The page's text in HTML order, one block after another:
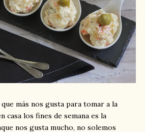
más nos gusta para tomar a la
casa los fines de semana es la
nos gusta mucho, no solemos